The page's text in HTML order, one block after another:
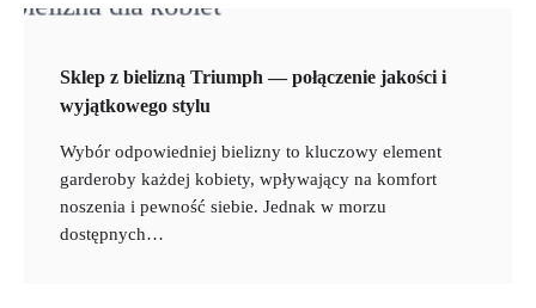
Sklep z bielizną Triumph — połączenie jakości i
wyjątkowego stylu
Wybór odpowiedniej bielizny to kluczowy element
garderoby każdej kobiety, wpływający na komfort
noszenia i pewność siebie. Jednak w morzu
dostępnych…